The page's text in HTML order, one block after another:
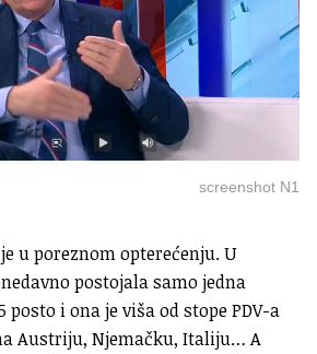
screenshot N1
u poreznom opterećenju. U
postojala samo jedna
posto i ona je viša od stope PDV-a
Austriju, Njemačku, Italiju… A